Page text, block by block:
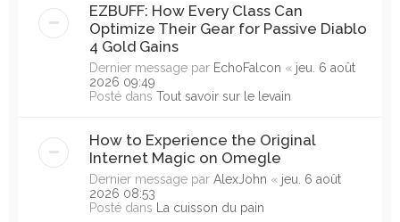
EZBUFF: How Every Class Can
Optimize Their Gear for Passive Diablo
4 Gold Gains
Dernier message par EchoFalcon « jeu. 6 août
2026 09:49
Posté dans Tout savoir sur le levain
How to Experience the Original
Internet Magic on Omegle
Dernier message par AlexJohn « jeu. 6 août
2026 08:53
Posté dans La cuisson du pain